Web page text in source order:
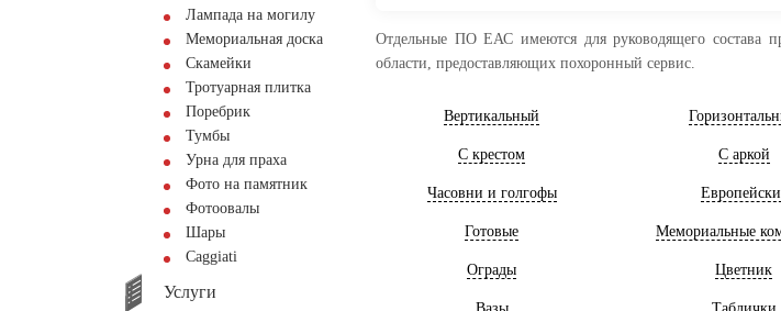
Лампада на могилу
Мемориальная доска
Скамейки
Тротуарная плитка
Поребрик
Тумбы
Урна для праха
Фото на памятник
Фотоовалы
Шары
Сaggiati
Услуги
Отдельные ПО ЕАС имеются для руководящего состава
области, предоставляющих похоронный сервис.
Вертикальный
С крестом С аркой
Часовни и голгофы
Готовые Мемориальные
Ограды Цветник